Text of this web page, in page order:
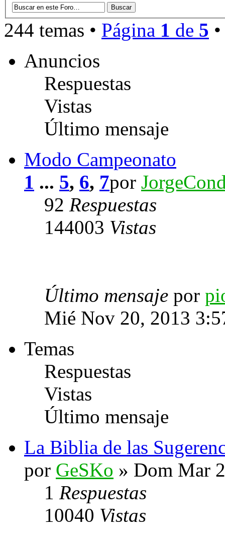
244 temas • Página 1 de 5
Anuncios
Respuestas
Vistas
Último mensaje
Modo Campeonato
1 ... 5, 6, 7por
92 Respuestas
144003 Vistas
Último mensaje por
Mié Nov 20, 2013
Temas
Respuestas
Vistas
Último mensaje
La Biblia de las
por GeSKo » Dom Mar
1 Respuestas
10040 Vistas